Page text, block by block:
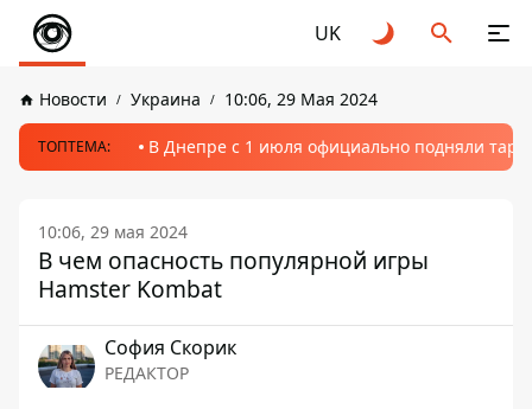
UK
Новости Украина 10:06, 29 Мая 2024
ТОПТЕМА: В Днепре с 1 июля официально подняли
10:06, 29 мая 2024
В чем опасность популярной игры
Hamster Kombat
София Скорик
РЕДАКТОР